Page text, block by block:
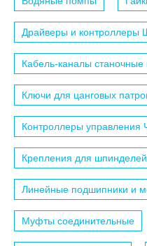
Драйверы и контроллеры
Кабель-каналы станочные
Ключи для цанговых
Контроллеры управления
Крепления для
Линейные подшипники и
Муфты соединительные